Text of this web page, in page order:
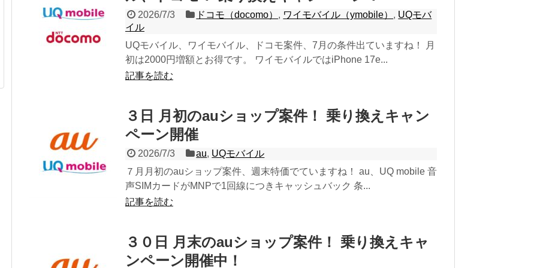
2026/7/3 ドコモ（docomo） , ワイモバイル（ymobile） , UQモバ
イル
UQモバイル、ワイモバイル、ドコモ案件、7月の条件出ていますね！ 月
初は2000円増額とお得です。 ワイモバイルではiPhone 17e...
記事を読む
３日 月初のauショップ案件！ 乗り換えキャン
ペーン開催
2026/7/3 au, UQモバイル
７月月初のauショップ案件、週末特価でていますね！ au、UQ mobile 音
声SIMカードがMNPで1回線につきキャッシュバック 条...
記事を読む
３０日 月末のauショップ案件！ 乗り換えキャ
ンペーン開催中！